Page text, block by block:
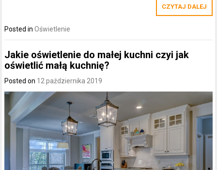
CZYTAJ DALEJ
Posted inOświetlenie
Jakie oświetlenie do małej kuchni czyi jak
oświetlić małą kuchnię?
Posted on 12 października 2019